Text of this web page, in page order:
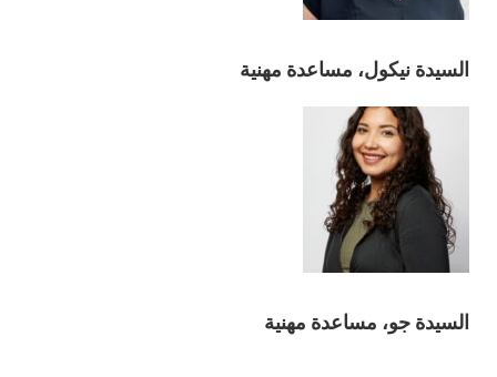
السيدة نيكول، مساعدة مهنية
السيدة جو، مساعدة مهنية